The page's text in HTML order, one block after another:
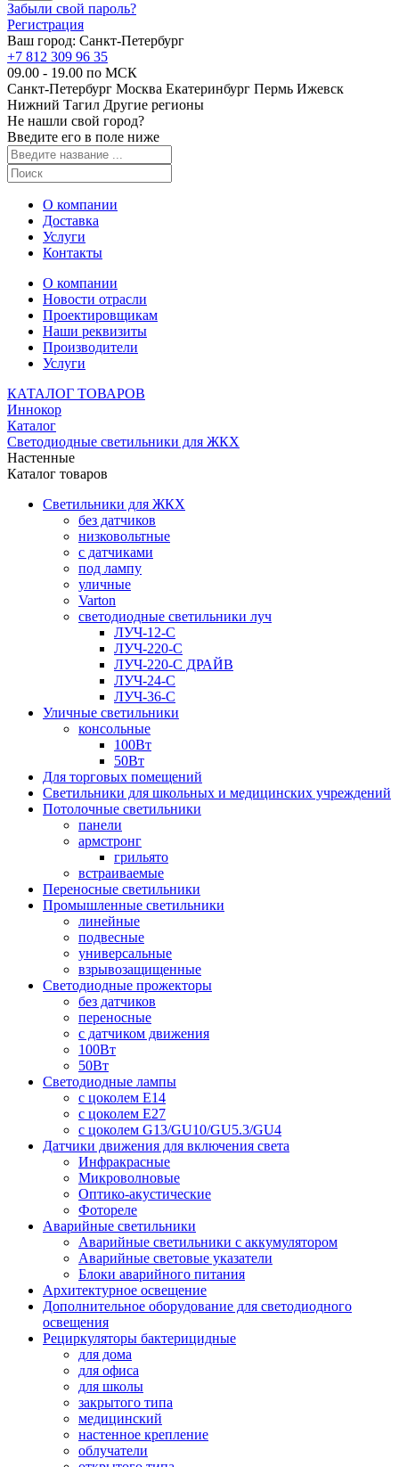
Забыли свой пароль?
Регистрация
Ваш город: Санкт-Петербург
+7 812 309 96 35
09.00 - 19.00 по МСК
Санкт-Петербург Москва Екатеринбург Пермь Ижевск
Нижний Тагил Другие регионы
Не нашли свой город?
Введите его в поле ниже
О компании
Доставка
Услуги
Контакты
О компании
Новости отрасли
Проектировщикам
Наши реквизиты
Производители
Услуги
КАТАЛОГ ТОВАРОВ
Иннокор
Каталог
Светодиодные светильники для ЖКХ
Настенные
Каталог товаров
Светильники для ЖКХ
без датчиков
низковольтные
с датчиками
под лампу
уличные
Varton
светодиодные светильники луч
ЛУЧ-12-С
ЛУЧ-220-С
ЛУЧ-220-С ДРАЙВ
ЛУЧ-24-С
ЛУЧ-36-С
Уличные светильники
консольные
100Вт
50Вт
Для торговых помещений
Светильники для школьных и медицинских учреждений
Потолочные светильники
панели
армстронг
грильято
встраиваемые
Переносные светильники
Промышленные светильники
линейные
подвесные
универсальные
взрывозащищенные
Светодиодные прожекторы
без датчиков
переносные
с датчиком движения
100Вт
50Вт
Светодиодные лампы
с цоколем E14
с цоколем E27
с цоколем G13/GU10/GU5.3/GU4
Датчики движения для включения света
Инфракрасные
Микроволновые
Оптико-акустические
Фотореле
Аварийные светильники
Аварийные светильники с аккумулятором
Аварийные световые указатели
Блоки аварийного питания
Архитектурное освещение
Дополнительное оборудование для светодиодного
освещения
Рециркуляторы бактерицидные
для дома
для офиса
для школы
закрытого типа
медицинский
настенное крепление
облучатели